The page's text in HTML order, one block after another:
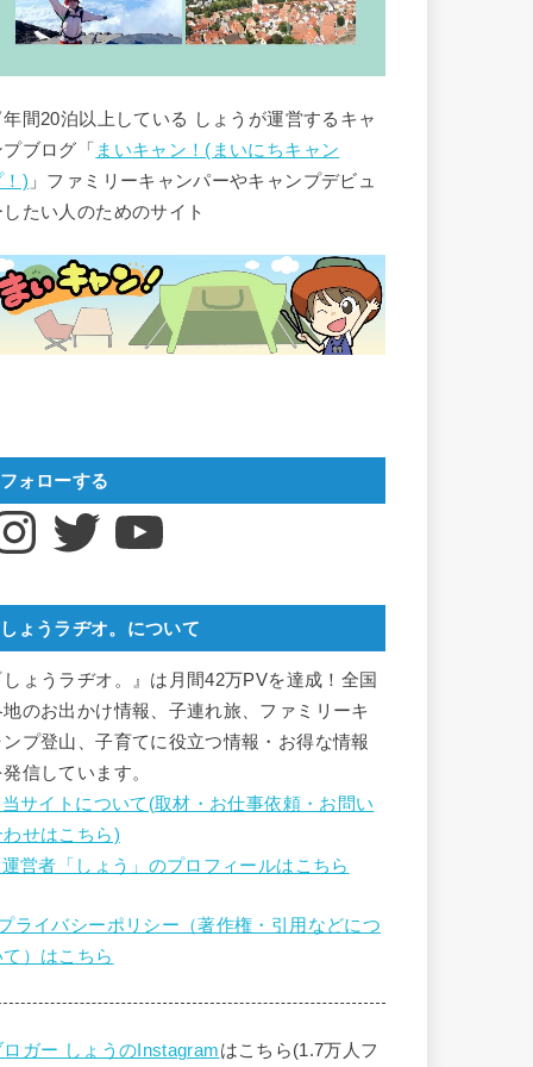
間20泊以上している しょうが運営するキャ
ブログ「 まいキャン！(まいにちキャン
！) 」ファミリーキャンパーやキャンプデビュ
したい人のためのサイト
フォローする
Twitter YouTube
しょうラヂオ。について
しょうラヂオ。』は月間42万PVを達成！全国
地のお出かけ情報、子連れ旅、ファミリーキ
ンプ登山、子育てに役立つ情報・お得な情報
信しています。
サイトについて(取材・お仕事依頼・お問い
わせはこちら)
営者「しょう」のプロフィールはこちら
ライバシーポリシー（著作権・引用などにつ
て）はこちら
ロガー しょうのInstagramはこちら(1.7万人フ